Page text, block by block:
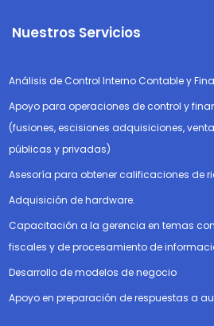
Nuestros Servicios
Análisis de Control Interno Contable y
Apoyo para operaciones de control y
(fusiones, escisiones adquisiciones,
públicas y privadas)
Asesoría para obtener calificaciones de
Adquisición de hardware.
Capacitación a la gerencia en temas
fiscales y de procesamiento de
Desarrollo de modelos de negocio
Apoyo en preparación de respuestas a